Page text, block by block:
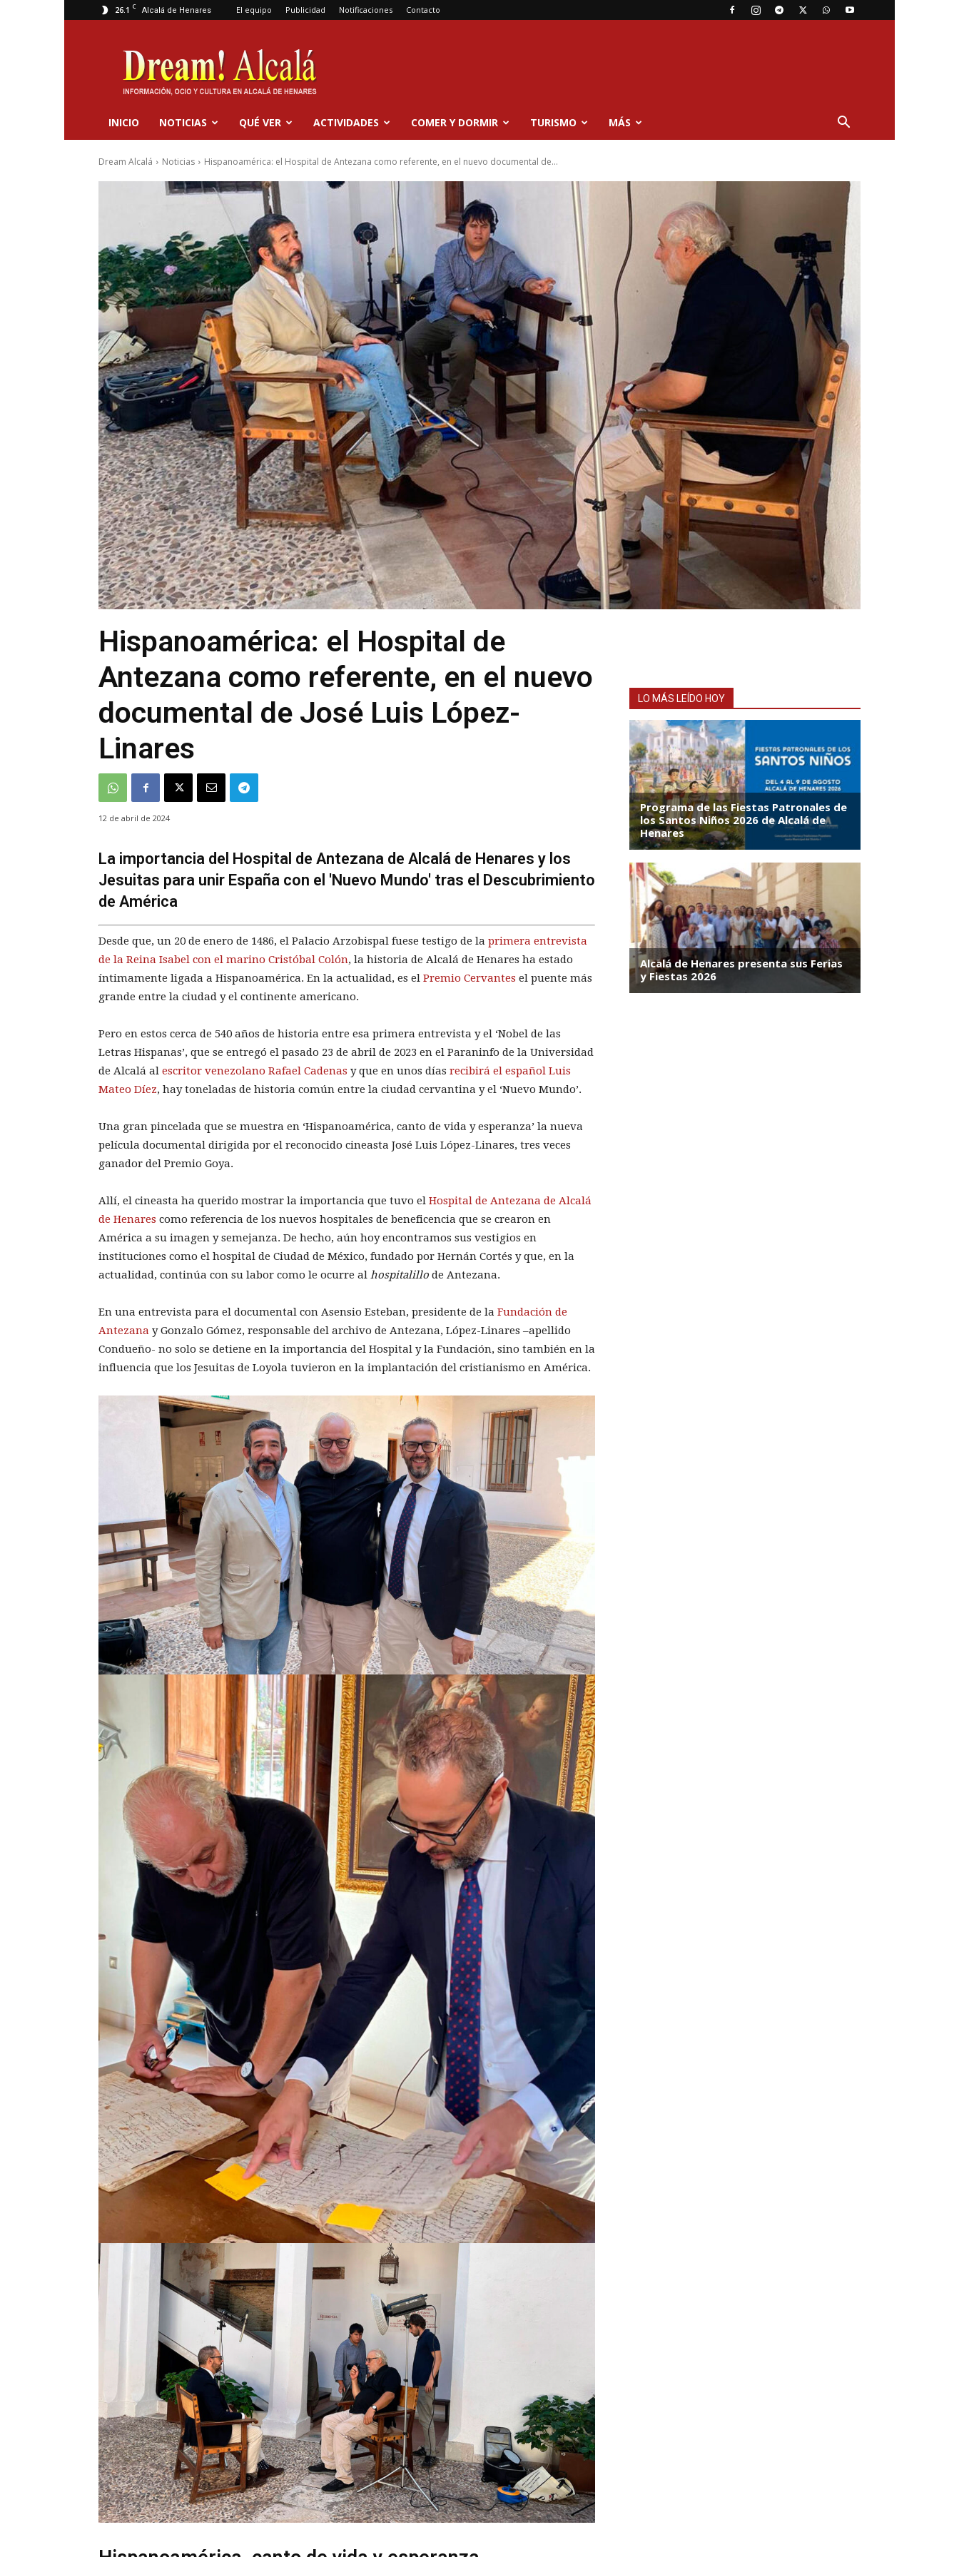
26.1 C Alcalá de Henares El equipo Publicidad Notificaciones Contacto
Dream
Alcalá
INICIO NOTICIAS QUÉ VER ACTIVIDADES COMER Y DORMIR TURISMO MÁS
Dream Alcalá Noticias Hispanoamérica: el Hospital de Antezana como referente, en el nuevo documental de...
Hispanoamérica: el Hospital de
Antezana como referente, en el nuevo
documental de José Luis López-
Linares
12 de abril de 2024
La importancia del Hospital de Antezana de Alcalá de Henares y los
Jesuitas para unir España con el 'Nuevo Mundo' tras el Descubrimiento
de América
Desde que, un 20 de enero de 1486, el Palacio Arzobispal fuese testigo de la primera entrevista
de la Reina Isabel con el marino Cristóbal Colón, la historia de Alcalá de Henares ha estado
íntimamente ligada a Hispanoamérica. En la actualidad, es el Premio Cervantes el puente más
grande entre la ciudad y el continente americano.
Pero en estos cerca de 540 años de historia entre esa primera entrevista y el ‘Nobel de las
Letras Hispanas’, que se entregó el pasado 23 de abril de 2023 en el Paraninfo de la Universidad
de Alcalá al escritor venezolano Rafael Cadenas y que en unos días recibirá el español Luis
Mateo Díez, hay toneladas de historia común entre la ciudad cervantina y el ‘Nuevo Mundo’.
Una gran pincelada que se muestra en ‘Hispanoamérica, canto de vida y esperanza’ la nueva
película documental dirigida por el reconocido cineasta José Luis López-Linares, tres veces
ganador del Premio Goya.
Allí, el cineasta ha querido mostrar la importancia que tuvo el Hospital de Antezana de Alcalá
de Henares como referencia de los nuevos hospitales de beneficencia que se crearon en
América a su imagen y semejanza. De hecho, aún hoy encontramos sus vestigios en
instituciones como el hospital de Ciudad de México, fundado por Hernán Cortés y que, en la
actualidad, continúa con su labor como le ocurre al hospitalillo de Antezana.
En una entrevista para el documental con Asensio Esteban, presidente de la Fundación de
Antezana y Gonzalo Gómez, responsable del archivo de Antezana, López-Linares –apellido
Condueño- no solo se detiene en la importancia del Hospital y la Fundación, sino también en la
influencia que los Jesuitas de Loyola tuvieron en la implantación del cristianismo en América.
LO MÁS LEÍDO HOY